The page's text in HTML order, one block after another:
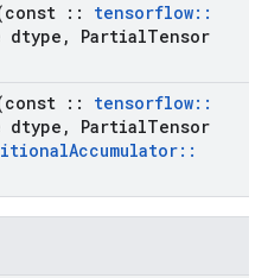
:: tensorflow::
dtype , PartialTensor
:: tensorflow::
dtype , PartialTensor
Accumulator::